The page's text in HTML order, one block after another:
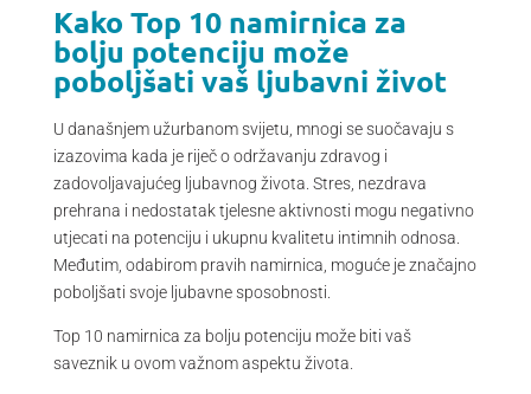
Kako Top 10 namirnica za
bolju potenciju može
poboljšati vaš ljubavni život
U današnjem užurbanom svijetu, mnogi se suočavaju s
izazovima kada je riječ o održavanju zdravog i
zadovoljavajućeg ljubavnog života. Stres, nezdrava
prehrana i nedostatak tjelesne aktivnosti mogu negativno
utjecati na potenciju i ukupnu kvalitetu intimnih odnosa.
Međutim, odabirom pravih namirnica, moguće je značajno
poboljšati svoje ljubavne sposobnosti.
Top 10 namirnica za bolju potenciju može biti vaš
saveznik u ovom važnom aspektu života.